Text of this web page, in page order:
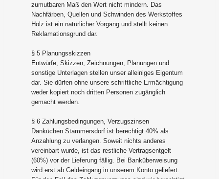
zumutbaren Maß den Wert nicht mindern. Das
Nachfärben, Quellen und Schwinden des Werkstoffes
Holz ist ein natürlicher Vorgang und stellt keinen
Reklamationsgrund dar.
§ 5 Planungsskizzen
Entwürfe, Skizzen, Zeichnungen, Planungen und
sonstige Unterlagen stellen unser alleiniges Eigentum
dar. Sie dürfen ohne unsere schriftliche Ermächtigung
weder kopiert noch dritten Personen zugänglich
gemacht werden.
§ 6 Zahlungsbedingungen, Verzugszinsen
Danküchen Stammersdorf ist berechtigt 40% als
Anzahlung zu verlangen. Soweit nichts anderes
vereinbart wurde, ist das restliche Vertragsentgelt
(60%) vor der Lieferung fällig. Bei Banküberweisung
wird erst ab Geldeingang in unserem Konto geliefert.